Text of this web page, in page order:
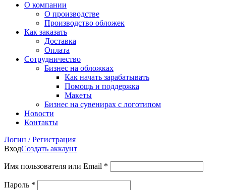
О компании
О производстве
Производство обложек
Как заказать
Доставка
Оплата
Сотрудничество
Бизнес на обложках
Как начать зарабатывать
Помощь и поддержка
Макеты
Бизнес на сувенирах с логотипом
Новости
Контакты
Логин / Регистрация
ВходСоздать аккаунт
Имя пользователя или Email *
Пароль *